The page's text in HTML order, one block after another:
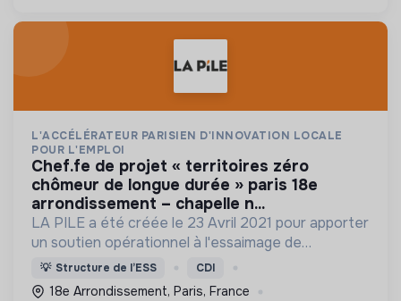
L'ACCÉLÉRATEUR PARISIEN D'INNOVATION LOCALE
POUR L'EMPLOI
chef.fe de projet « territoires zéro
chômeur de longue durée » paris 18e
arrondissement – chapelle n...
LA PILE a été créée le 23 Avril 2021 pour apporter
un soutien opérationnel à l'essaimage de
l’expérimentation "Territoires Zéro Chômeur de
Longue Durée" à Paris
💡 Structure de l’ESS CDI
18e Arrondissement, Paris, France